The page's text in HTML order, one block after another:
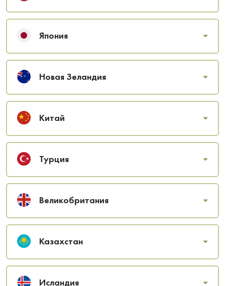
Япония
Новая Зеландия
Китай
Турция
Великобритания
Казахстан
Исландия